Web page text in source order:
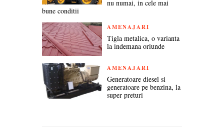
nu numai, in cele mai
bune conditii
AMENAJARI
Tigla metalica, o varianta
la indemana oriunde
AMENAJARI
Generatoare diesel si
generatoare pe benzina, la
super preturi